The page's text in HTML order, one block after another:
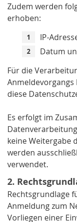
Zudem werden
erhoben:
IP-
Datum
Für die
diese
Es erfolgt im
keine Weitergabe
werden
verwendet.
2.
Rechtsgrundlage
Anmeldung zum
Vorliegen einer